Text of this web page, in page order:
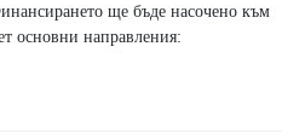
ще бъде насочено към
основни направления: